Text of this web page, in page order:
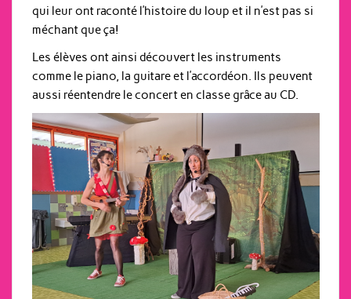
qui leur ont raconté l’histoire du loup et il n’est pas si
méchant que ça!
Les élèves ont ainsi découvert les instruments
comme le piano, la guitare et l’accordéon. Ils peuvent
aussi réentendre le concert en classe grâce au CD.